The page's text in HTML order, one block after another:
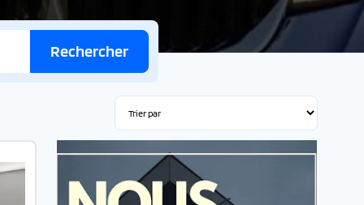
Rechercher